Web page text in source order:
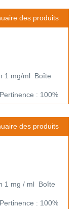
des produits
1 mg/ml Boîte
Pertinence : 100%
des produits
1 mg / ml Boîte
Pertinence : 100%